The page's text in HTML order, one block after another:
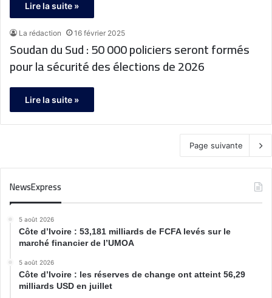
Lire la suite »
La rédaction 16 février 2025
Soudan du Sud : 50 000 policiers seront formés
pour la sécurité des élections de 2026
Lire la suite »
Page suivante
NewsExpress
5 août 2026
Côte d’Ivoire : 53,181 milliards de FCFA levés sur le
marché financier de l’UMOA
5 août 2026
Côte d’Ivoire : les réserves de change ont atteint 56,29
milliards USD en juillet